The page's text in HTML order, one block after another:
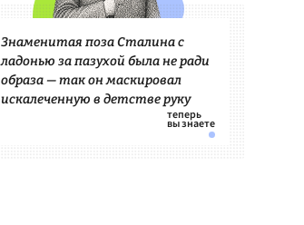
Знаменитая поза Сталина с
ладонью за пазухой была не ради
образа — так он маскировал
искалеченную в детстве руку